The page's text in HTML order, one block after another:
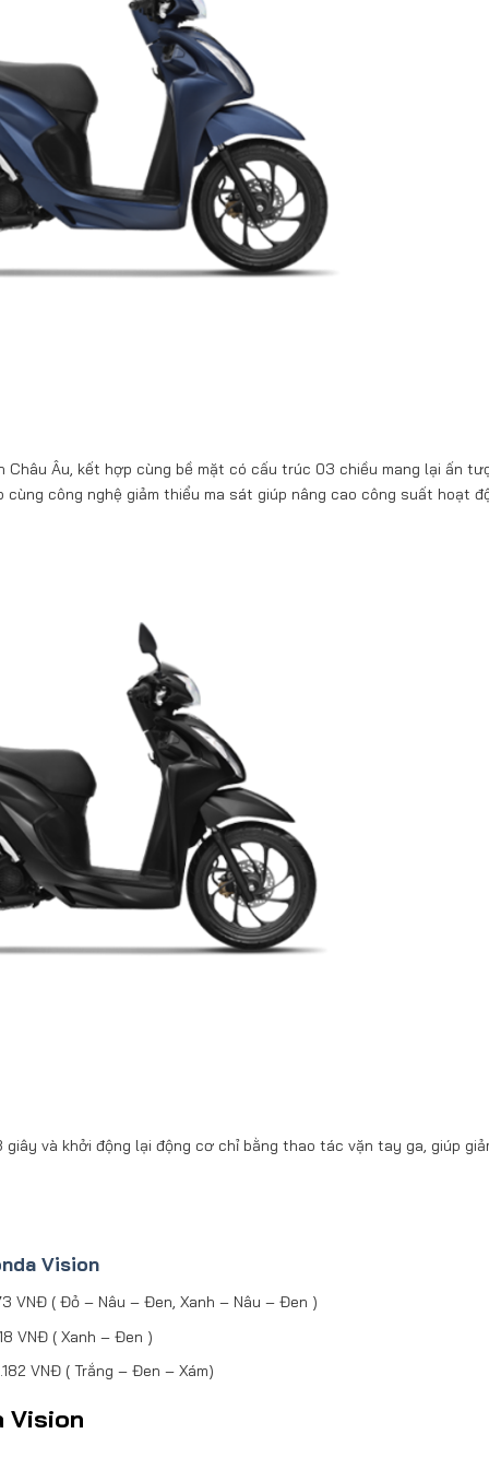
Âu, kết hợp cùng bề mặt có cấu trúc 03 chiều mang lại ấn
công nghệ giảm thiểu ma sát giúp nâng cao công suất hoạt
và khởi động lại động cơ chỉ bằng thao tác vặn tay ga, giúp
Vision
VNĐ ( Đỏ – Nâu – Đen, Xanh – Nâu – Đen )
VNĐ ( Xanh – Đen )
VNĐ ( Trắng – Đen – Xám)
Vision